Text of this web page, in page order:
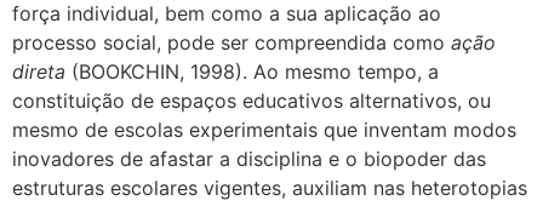
força individual, bem como a sua aplicação ao
processo social, pode ser compreendida como ação
direta (BOOKCHIN, 1998). Ao mesmo tempo, a
constituição de espaços educativos alternativos, ou
mesmo de escolas experimentais que inventam modos
inovadores de afastar a disciplina e o biopoder das
estruturas escolares vigentes, auxiliam nas heterotopias